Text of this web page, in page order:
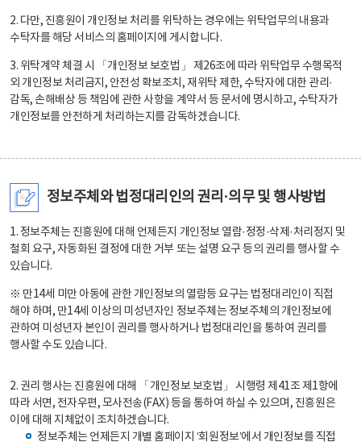
2. 다만, 진흥원이 개인정보 처리를 위탁하는 경우에는 위탁업무의 내용과
수탁자를 해당 서비스의 홈페이지에 게시합니다.
3. 위탁계약 체결 시 「개인정보 보호법」 제26조에 따라 위탁업무 수행목적
외 개인정보 처리금지, 안전성 확보조치, 재위탁 제한, 수탁자에 대한 관리·
감독, 손해배상 등 책임에 관한 사항을 계약서 등 문서에 명시하고, 수탁자가
개인정보를 안전하게 처리하는지를 감독하겠습니다.
정보주체와 법정대리인의 권리·의무 및 행사방법
1. 정보주체는 진흥원에 대해 언제든지 개인정보 열람·정정·삭제·처리정지 및
철회 요구, 자동화된 결정에 대한 거부 또는 설명 요구 등의 권리를 행사할 수
있습니다.
※ 만14세 미만 아동에 관한 개인정보의 열람등 요구는 법정대리인이 직접
해야 하며, 만14세 이상의 미성년자인 정보주체는 정보주체의 개인정보에
관하여 미성년자 본인이 권리를 행사하거나 법정대리인을 통하여 권리를
행사할 수도 있습니다.
2. 권리 행사는 진흥원에 대해 「개인정보 보호법」 시행령 제41조 제1항에
따라 서면, 전자우편, 모사전송(FAX) 등을 통하여 하실 수 있으며, 진흥원은
이에 대해 지체없이 조치하겠습니다.
정보주체는 언제든지 개별 홈페이지 ‘회원정보’에서 개인정보를 직접